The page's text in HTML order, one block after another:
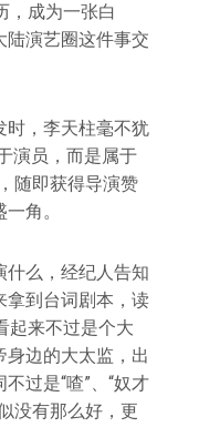
，成为一张白
陆演艺圈这件事交
时，李天柱毫不犹
演员，而是属于
随即获得导演赞
角。
什么，经纪人告知
拿到台词剧本，读
起来不过是个大
边的大太监，出
过是“喳”、“奴才
没有那么好，更